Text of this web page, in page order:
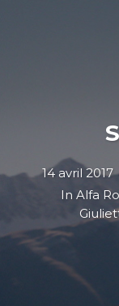
14 avril 2017
In Alfa